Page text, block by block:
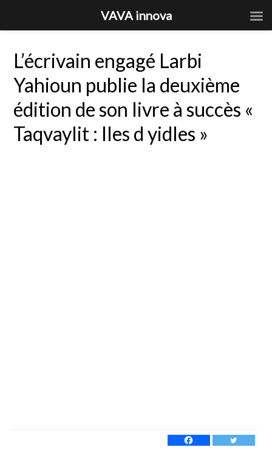
L’écrivain engagé Larbi
Yahioun publie la deuxième
édition de son livre à succès «
Taqvaylit : Iles d yidles »
VAVA innova